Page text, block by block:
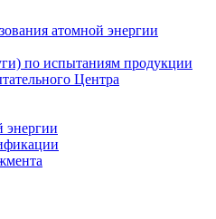
атомной энергии
по испытаниям продукции
Центра
энергии